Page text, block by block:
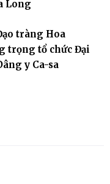
Long
tràng Hoa
trọng tổ chức Đại
y Ca-sa